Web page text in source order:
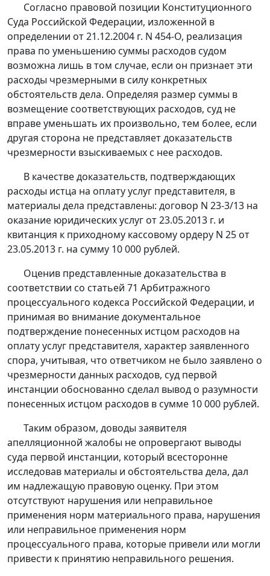
Согласно правовой позиции Конституционного
Суда Российской Федерации, изложенной в
определении от 21.12.2004 г. N 454-О, реализация
права по уменьшению суммы расходов судом
возможна лишь в том случае, если он признает эти
расходы чрезмерными в силу конкретных
обстоятельств дела. Определяя размер суммы в
возмещение соответствующих расходов, суд не
вправе уменьшать их произвольно, тем более, если
другая сторона не представляет доказательств
чрезмерности взыскиваемых с нее расходов.
В качестве доказательств, подтверждающих
расходы истца на оплату услуг представителя, в
материалы дела представлены: договор N 23-3/13 на
оказание юридических услуг от 23.05.2013 г. и
квитанция к приходному кассовому ордеру N 25 от
23.05.2013 г. на сумму 10 000 рублей.
Оценив представленные доказательства в
соответствии со статьей 71 Арбитражного
процессуального кодекса Российской Федерации, и
принимая во внимание документальное
подтверждение понесенных истцом расходов на
оплату услуг представителя, характер заявленного
спора, учитывая, что ответчиком не было заявлено о
чрезмерности данных расходов, суд первой
инстанции обоснованно сделал вывод о разумности
понесенных истцом расходов в сумме 10 000 рублей.
Таким образом, доводы заявителя
апелляционной жалобы не опровергают выводы
суда первой инстанции, который всесторонне
исследовав материалы и обстоятельства дела, дал
им надлежащую правовую оценку. При этом
отсутствуют нарушения или неправильное
применения норм материального права, нарушения
или неправильное применения норм
процессуального права, которые привели или могли
привести к принятию неправильного решения.